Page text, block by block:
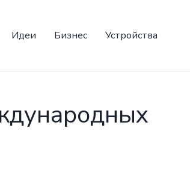
Идеи Бизнес Устройства